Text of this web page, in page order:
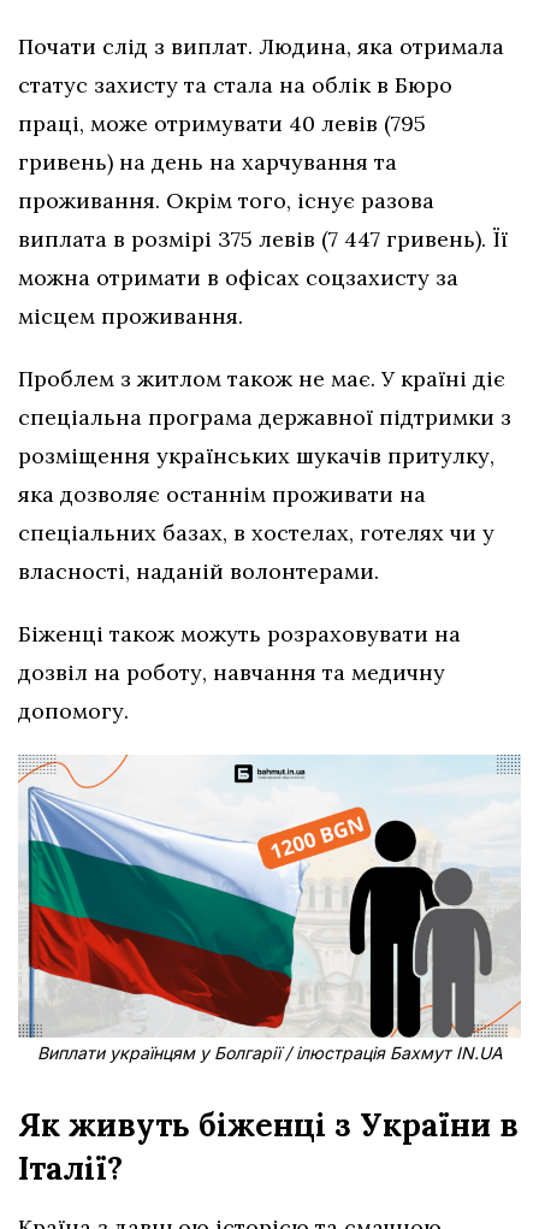
Почати слід з виплат. Людина, яка отримала
статус захисту та стала на облік в Бюро
праці, може отримувати 40 левів (795
гривень) на день на харчування та
проживання. Окрім того, існує разова
виплата в розмірі 375 левів (7 447 гривень). Її
можна отримати в офісах соцзахисту за
місцем проживання.
Проблем з житлом також не має. У країні діє
спеціальна програма державної підтримки з
розміщення українських шукачів притулку,
яка дозволяє останнім проживати на
спеціальних базах, в хостелах, готелях чи у
власності, наданій волонтерами.
Біженці також можуть розраховувати на
дозвіл на роботу, навчання та медичну
допомогу.
Виплати українцям у Болгарії / ілюстрація Бахмут IN.UA
Як живуть біженці з України в
Італії?